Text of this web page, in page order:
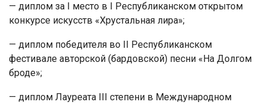
— диплом за I место в I Республиканском открытом
конкурсе искусств «Хрустальная лира»;
— диплом победителя во II Республиканском
фестивале авторской (бардовской) песни «На Долгом
броде»;
— диплом Лауреата III степени в Международном